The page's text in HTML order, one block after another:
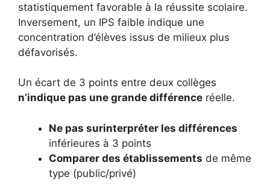
statistiquement favorable à la réussite scolaire.
Inversement, un IPS faible indique une
concentration d’élèves issus de milieux plus
défavorisés.
Un écart de 3 points entre deux collèges
n’indique pas une grande différence réelle.
Ne pas surinterpréter les différences
inférieures à 3 points
Comparer des établissements de même
type (public/privé)